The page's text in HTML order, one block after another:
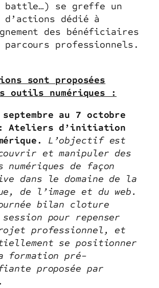
battle…) se greffe un
d’actions dédié à
des bénéficiaires
parcours professionnels.
sont proposées
outils numériques :
septembre au 7 octobre
: Ateliers d’initiation
L’objectif est
et manipuler des
de façon
dans le domaine de la
de l’image et du web.
bilan cloture
pour repenser
professionnel, et
se positionner
formation pré-
proposée par